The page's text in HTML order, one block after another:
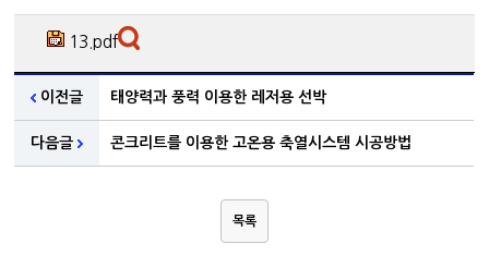
13.pdf
이전글 태양력과 풍력 이용한 레저용 선박
다음글 콘크리트를 이용한 고온용 축열시스템 시공방법
목록